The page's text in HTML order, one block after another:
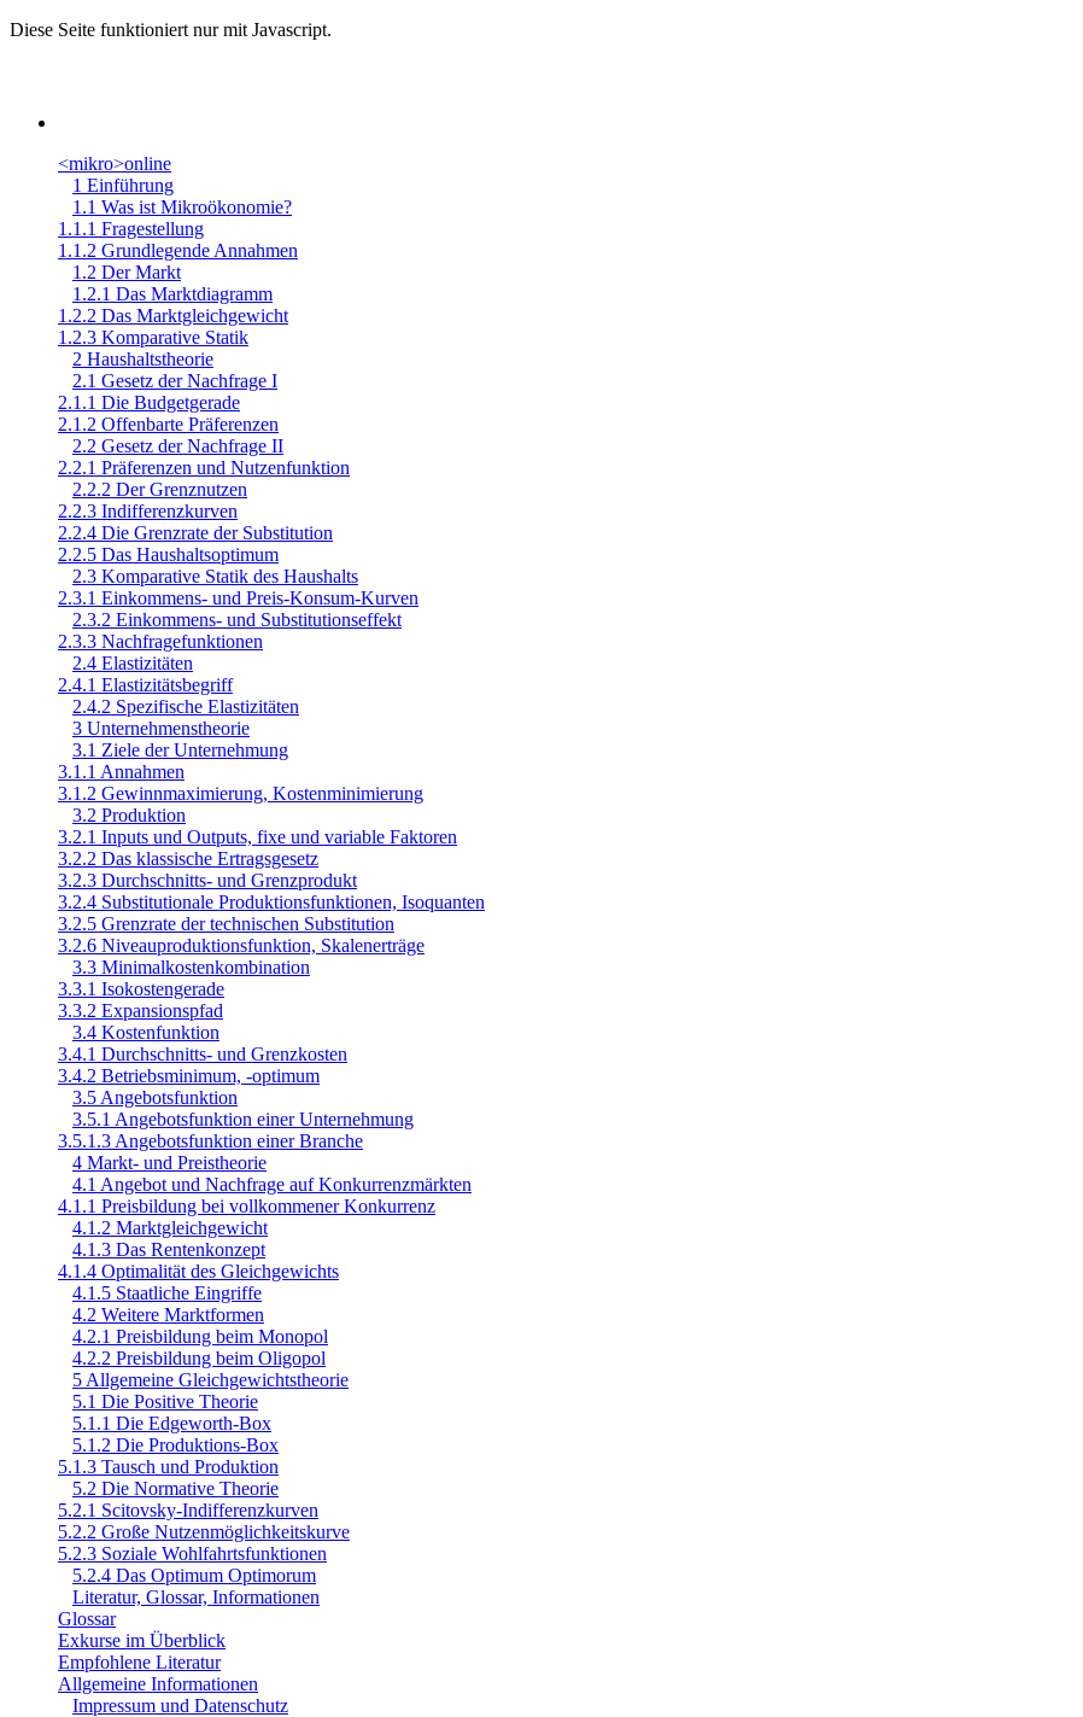
Diese Seite funktioniert nur mit Javascript.
<mikro>online
1 Einführung
1.1 Was ist Mikroökonomie?
1.1.1 Fragestellung
1.1.2 Grundlegende Annahmen
1.2 Der Markt
1.2.1 Das Marktdiagramm
1.2.2 Das Marktgleichgewicht
1.2.3 Komparative Statik
2 Haushaltstheorie
2.1 Gesetz der Nachfrage I
2.1.1 Die Budgetgerade
2.1.2 Offenbarte Präferenzen
2.2 Gesetz der Nachfrage II
2.2.1 Präferenzen und Nutzenfunktion
2.2.2 Der Grenznutzen
2.2.3 Indifferenzkurven
2.2.4 Die Grenzrate der Substitution
2.2.5 Das Haushaltsoptimum
2.3 Komparative Statik des Haushalts
2.3.1 Einkommens- und Preis-Konsum-Kurven
2.3.2 Einkommens- und Substitutionseffekt
2.3.3 Nachfragefunktionen
2.4 Elastizitäten
2.4.1 Elastizitätsbegriff
2.4.2 Spezifische Elastizitäten
3 Unternehmenstheorie
3.1 Ziele der Unternehmung
3.1.1 Annahmen
3.1.2 Gewinnmaximierung, Kostenminimierung
3.2 Produktion
3.2.1 Inputs und Outputs, fixe und variable Faktoren
3.2.2 Das klassische Ertragsgesetz
3.2.3 Durchschnitts- und Grenzprodukt
3.2.4 Substitutionale Produktionsfunktionen, Isoquanten
3.2.5 Grenzrate der technischen Substitution
3.2.6 Niveauproduktionsfunktion, Skalenerträge
3.3 Minimalkostenkombination
3.3.1 Isokostengerade
3.3.2 Expansionspfad
3.4 Kostenfunktion
3.4.1 Durchschnitts- und Grenzkosten
3.4.2 Betriebsminimum, -optimum
3.5 Angebotsfunktion
3.5.1 Angebotsfunktion einer Unternehmung
3.5.1.3 Angebotsfunktion einer Branche
4 Markt- und Preistheorie
4.1 Angebot und Nachfrage auf Konkurrenzmärkten
4.1.1 Preisbildung bei vollkommener Konkurrenz
4.1.2 Marktgleichgewicht
4.1.3 Das Rentenkonzept
4.1.4 Optimalität des Gleichgewichts
4.1.5 Staatliche Eingriffe
4.2 Weitere Marktformen
4.2.1 Preisbildung beim Monopol
4.2.2 Preisbildung beim Oligopol
5 Allgemeine Gleichgewichtstheorie
5.1 Die Positive Theorie
5.1.1 Die Edgeworth-Box
5.1.2 Die Produktions-Box
5.1.3 Tausch und Produktion
5.2 Die Normative Theorie
5.2.1 Scitovsky-Indifferenzkurven
5.2.2 Große Nutzenmöglichkeitskurve
5.2.3 Soziale Wohlfahrtsfunktionen
5.2.4 Das Optimum Optimorum
Literatur, Glossar, Informationen
Glossar
Exkurse im Überblick
Empfohlene Literatur
Allgemeine Informationen
Impressum und Datenschutz